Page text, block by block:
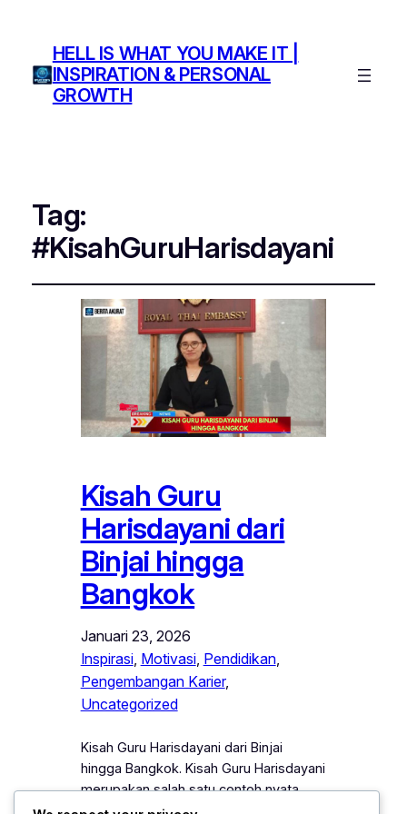
HELL IS WHAT YOU MAKE IT |
INSPIRATION & PERSONAL
GROWTH
Tag:
#KisahGuruHarisdayani
Kisah Guru
Harisdayani dari
Binjai hingga
Bangkok
Januari 23, 2026
Inspirasi, Motivasi, Pendidikan
Pengembangan Karier
Uncategorized
Kisah Guru Harisdayani dari Binjai
hingga Bangkok. Kisah Guru Harisdayani
merupakan salah satu contoh nyata
bagaimana ketekunan, dedikasi, dan